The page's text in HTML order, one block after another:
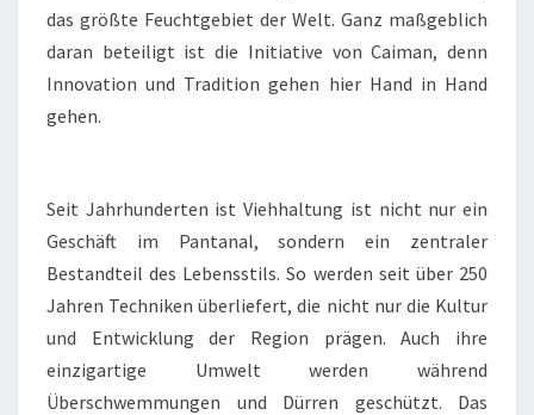
das größte Feuchtgebiet der Welt. Ganz maßgeblich
daran beteiligt ist die Initiative von Caiman, denn
Innovation und Tradition gehen hier Hand in Hand
gehen.
Seit Jahrhunderten ist Viehhaltung ist nicht nur ein
Geschäft im Pantanal, sondern ein zentraler
Bestandteil des Lebensstils. So werden seit über 250
Jahren Techniken überliefert, die nicht nur die Kultur
und Entwicklung der Region prägen. Auch ihre
einzigartige Umwelt werden während
Überschwemmungen und Dürren geschützt. Das